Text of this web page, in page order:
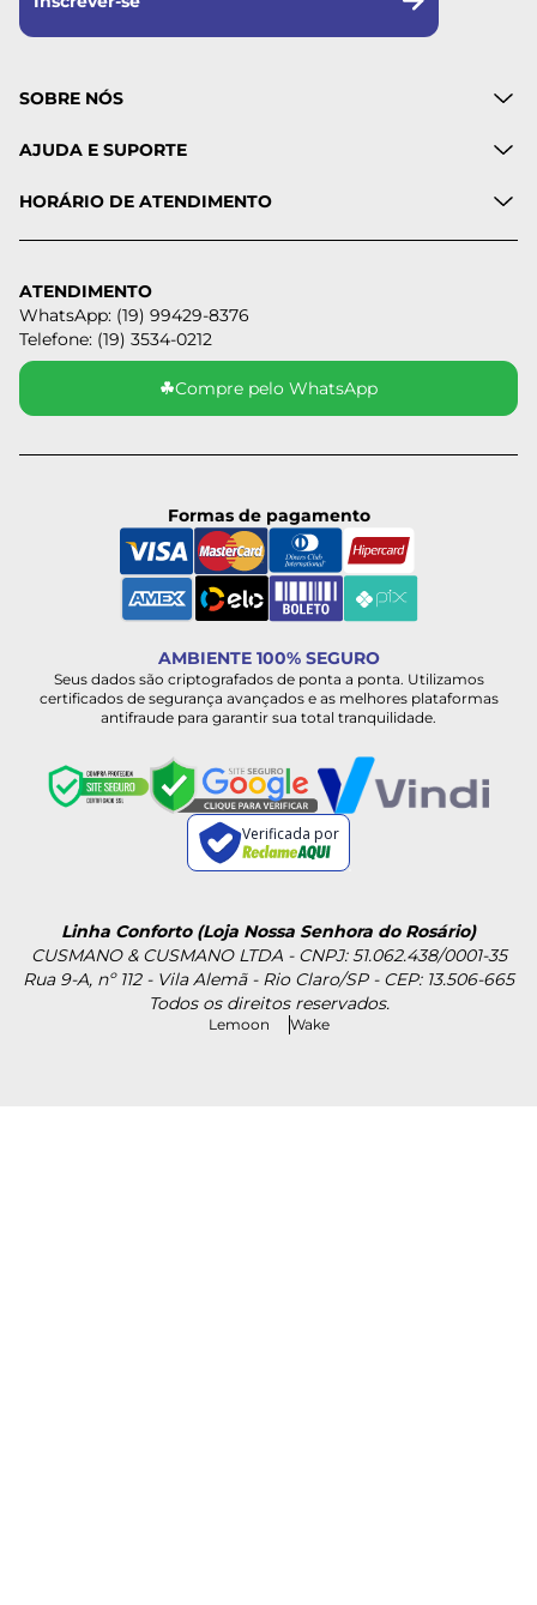
SOBRE NÓS
AJUDA E SUPORTE
HORÁRIO DE ATENDIMENTO
ATENDIMENTO
WhatsApp: (19) 99429-8376
Telefone: (19) 3534-0212
☘Compre pelo WhatsApp
Formas de pagamento
AMBIENTE 100% SEGURO
Seus dados são criptografados de ponta a ponta. Utilizamos
certificados de segurança avançados e as melhores plataformas
antifraude para garantir sua total tranquilidade.
Verificada por
Linha Conforto (Loja Nossa Senhora do Rosário)
CUSMANO & CUSMANO LTDA - CNPJ: 51.062.438/0001-35
Rua 9-A, nº 112 - Vila Alemã - Rio Claro/SP - CEP: 13.506-665
Todos os direitos reservados.
Lemoon Wake